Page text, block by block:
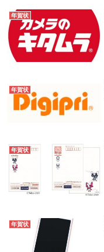
年賀状
年賀状
年賀状
年賀状